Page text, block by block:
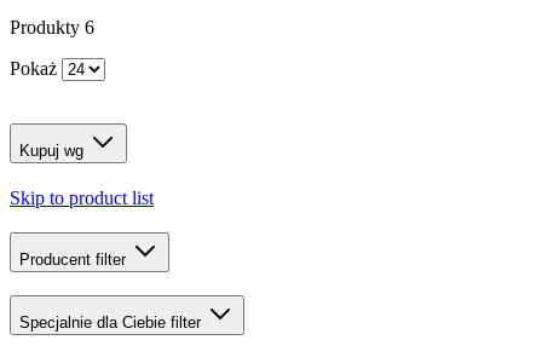
Produkty 6
Pokaż
Kupuj wg
Skip to product list
Producent filter
Specjalnie dla Ciebie filter